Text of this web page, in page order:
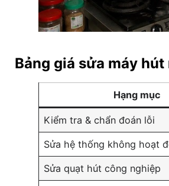
Bảng giá sửa máy
Hạng mục
Kiểm tra & chẩn đoán lỗi
Sửa hệ thống không hoạt
Sửa quạt hút công nghiệp